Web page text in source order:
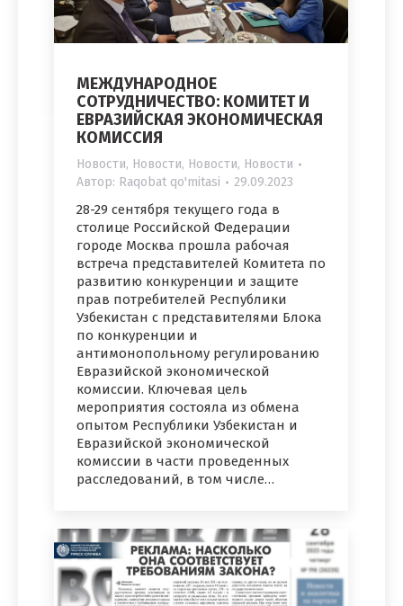
МЕЖДУНАРОДНОЕ
СОТРУДНИЧЕСТВО: КОМИТЕТ И
ЕВРАЗИЙСКАЯ ЭКОНОМИЧЕСКАЯ
КОМИССИЯ
Новости, Новости, Новости, Новости
Автор: Raqobat qo'mitasi 29.09.2023
28-29 сентября текущего года в
столице Российской Федерации
городе Москва прошла рабочая
встреча представителей Комитета по
развитию конкуренции и защите
прав потребителей Республики
Узбекистан с представителями Блока
по конкуренции и
антимонопольному регулированию
Евразийской экономической
комиссии. Ключевая цель
мероприятия состояла из обмена
опытом Республики Узбекистан и
Евразийской экономической
комиссии в части проведенных
расследований, в том числе…